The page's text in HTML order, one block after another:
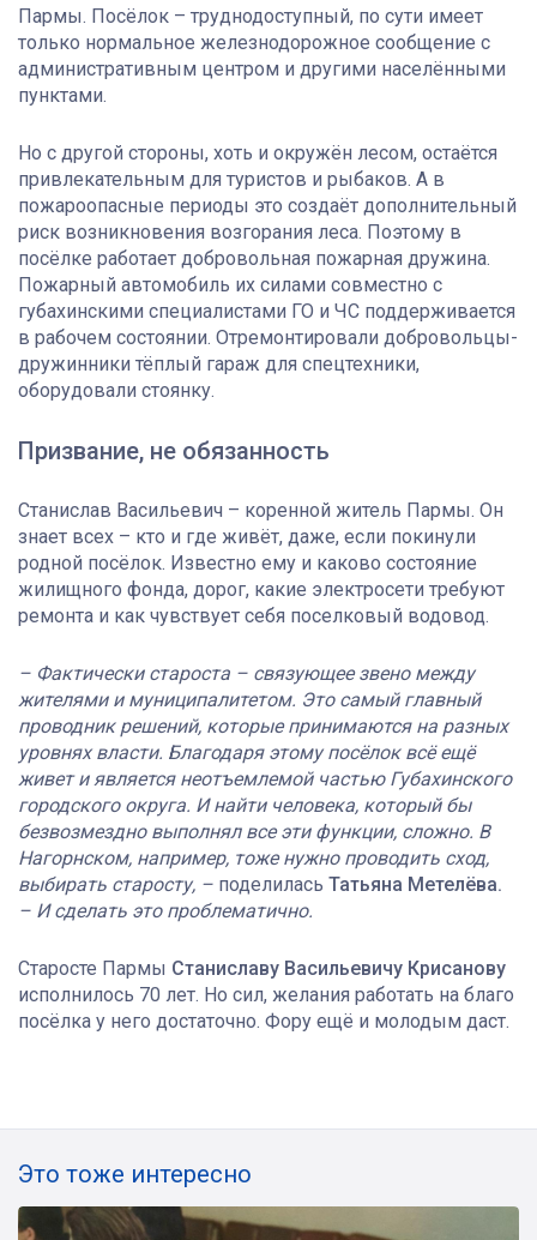
Пармы. Посёлок – труднодоступный, по сути имеет
только нормальное железнодорожное сообщение с
административным центром и другими населёнными
пунктами.
Но с другой стороны, хоть и окружён лесом, остаётся
привлекательным для туристов и рыбаков. А в
пожароопасные периоды это создаёт дополнительный
риск возникновения возгорания леса. Поэтому в
посёлке работает добровольная пожарная дружина.
Пожарный автомобиль их силами совместно с
губахинскими специалистами ГО и ЧС поддерживается
в рабочем состоянии. Отремонтировали добровольцы-
дружинники тёплый гараж для спецтехники,
оборудовали стоянку.
Призвание, не обязанность
Станислав Васильевич – коренной житель Пармы. Он
знает всех – кто и где живёт, даже, если покинули
родной посёлок. Известно ему и каково состояние
жилищного фонда, дорог, какие электросети требуют
ремонта и как чувствует себя поселковый водовод.
– Фактически староста – связующее звено между
жителями и муниципалитетом. Это самый главный
проводник решений, которые принимаются на разных
уровнях власти. Благодаря этому посёлок всё ещё
живет и является неотъемлемой частью Губахинского
городского округа. И найти человека, который бы
безвозмездно выполнял все эти функции, сложно. В
Нагорнском, например, тоже нужно проводить сход,
выбирать старосту, – поделилась Татьяна Метелёва.
– И сделать это проблематично.
Старосте Пармы Станиславу Васильевичу Крисанову
исполнилось 70 лет. Но сил, желания работать на благо
посёлка у него достаточно. Фору ещё и молодым даст.
Это тоже интересно